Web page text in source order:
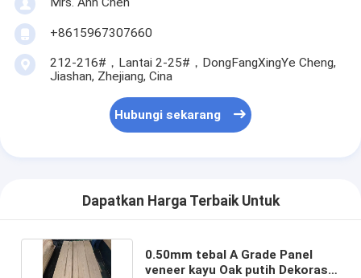
+8615967307660
212-216#，Lantai 2-25#，DongFangXingYe Cheng,
Jiashan, Zhejiang, Cina
Hubungi sekarang
Dapatkan Harga Terbaik Untuk
0.50mm tebal A Grade Panel
veneer kayu Oak putih Dekorasi